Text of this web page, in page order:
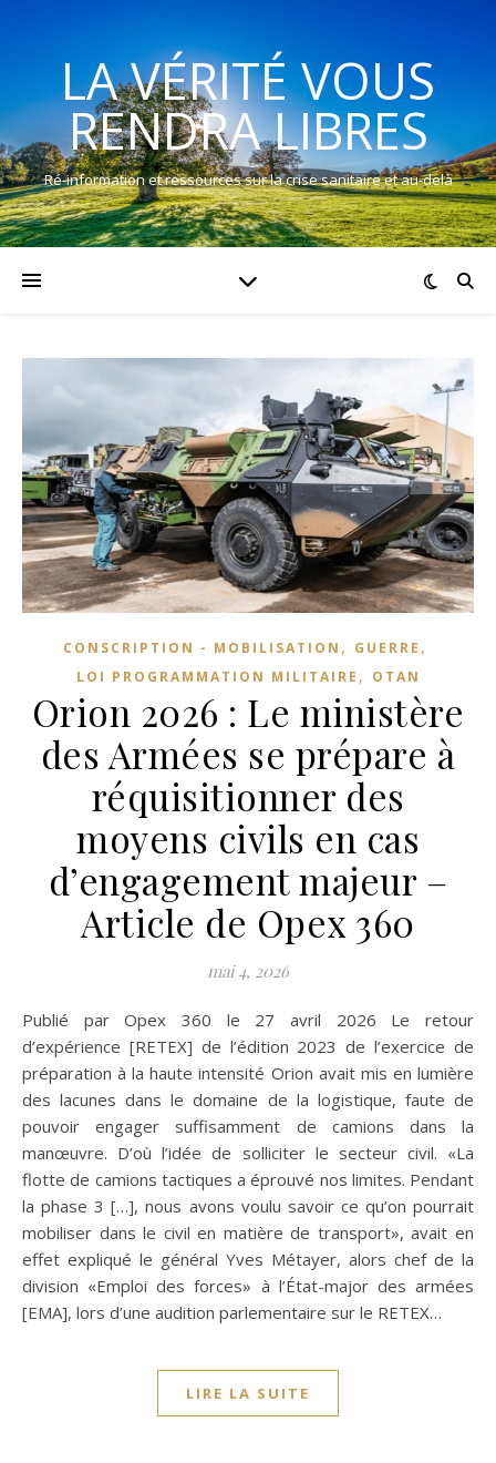
LA VÉRITÉ VOUS
RENDRA LIBRES
Ré-information et ressources sur la crise sanitaire et au-delà
CONSCRIPTION - MOBILISATION , GUERRE ,
LOI PROGRAMMATION MILITAIRE , OTAN
Orion 2026 : Le ministère
des Armées se prépare à
réquisitionner des
moyens civils en cas
d’engagement majeur –
Article de Opex 360
mai 4, 2026
Publié par Opex 360 le 27 avril 2026 Le retour
d’expérience [RETEX] de l’édition 2023 de l’exercice de
préparation à la haute intensité Orion avait mis en lumière
des lacunes dans le domaine de la logistique, faute de
pouvoir engager suffisamment de camions dans la
manœuvre. D’où l’idée de solliciter le secteur civil. «La
flotte de camions tactiques a éprouvé nos limites. Pendant
la phase 3 […], nous avons voulu savoir ce qu’on pourrait
mobiliser dans le civil en matière de transport», avait en
effet expliqué le général Yves Métayer, alors chef de la
division «Emploi des forces» à l’État-major des armées
[EMA], lors d’une audition parlementaire sur le RETEX…
LIRE LA SUITE